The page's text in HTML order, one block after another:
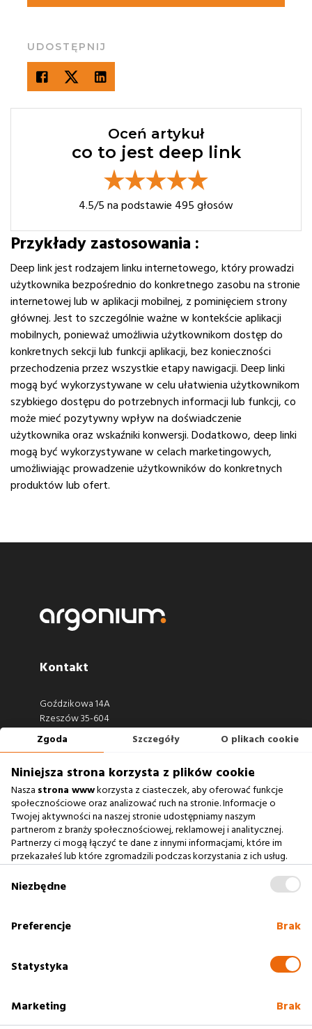
UDOSTĘPNIJ
Oceń artykuł
co to jest deep link
4.5/5 na podstawie 495 głosów
Przykłady zastosowania :
Deep link jest rodzajem linku internetowego, który prowadzi
użytkownika bezpośrednio do konkretnego zasobu na stronie
internetowej lub w aplikacji mobilnej, z pominięciem strony
głównej. Jest to szczególnie ważne w kontekście aplikacji
mobilnych, ponieważ umożliwia użytkownikom dostęp do
konkretnych sekcji lub funkcji aplikacji, bez konieczności
przechodzenia przez wszystkie etapy nawigacji. Deep linki
mogą być wykorzystywane w celu ułatwienia użytkownikom
szybkiego dostępu do potrzebnych informacji lub funkcji, co
może mieć pozytywny wpływ na doświadczenie
użytkownika oraz wskaźniki konwersji. Dodatkowo, deep linki
mogą być wykorzystywane w celach marketingowych,
umożliwiając prowadzenie użytkowników do konkretnych
produktów lub ofert.
Kontakt
Goździkowa 14A
Rzeszów 35-604
Zobacz również
Agencja Interaktywna
Baza Wiedzy
Polityka cookies
Zgoda Szczegóły O plikach cookie
Niniejsza strona korzysta z plików cookie
Nasza strona wwwkorzysta z ciasteczek, aby oferować funkcje
społecznościowe oraz analizować ruch na stronie. Informacje o
Twojej aktywności na naszej stronie udostępniamy naszym
partnerom z branży społecznościowej, reklamowej i analitycznej.
Partnerzy ci mogą łączyć te dane z innymi informacjami, które im
przekazałeś lub które zgromadzili podczas korzystania z ich usług.
na prawidłowe działanie serwisu
Niezbędne
Preferencje Brak
Statystyka
Marketing Brak